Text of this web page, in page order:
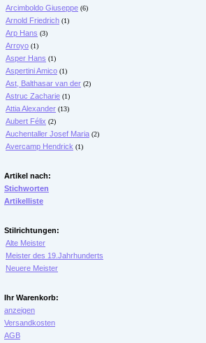
Arcimboldo Giuseppe (6)
Arnold Friedrich (1)
Arp Hans (3)
Arroyo (1)
Asper Hans (1)
Aspertini Amico (1)
Ast, Balthasar van der (2)
Astruc Zacharie (1)
Attia Alexander (13)
Aubert Félix (2)
Auchentaller Josef Maria (2)
Avercamp Hendrick (1)
Artikel nach:
Stichworten
Artikelliste
Stilrichtungen:
Alte Meister
Meister des 19.Jahrhunderts
Neuere Meister
Ihr Warenkorb:
anzeigen
Versandkosten
AGB